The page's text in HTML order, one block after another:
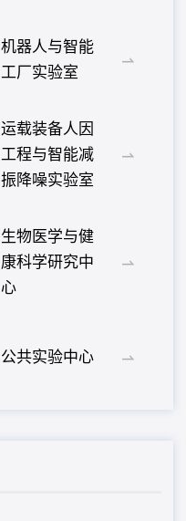
机器人与智能
工厂实验室
运载装备人因
工程与智能减
振降噪实验室
生物医学与健
康科学研究中
心
公共实验中心